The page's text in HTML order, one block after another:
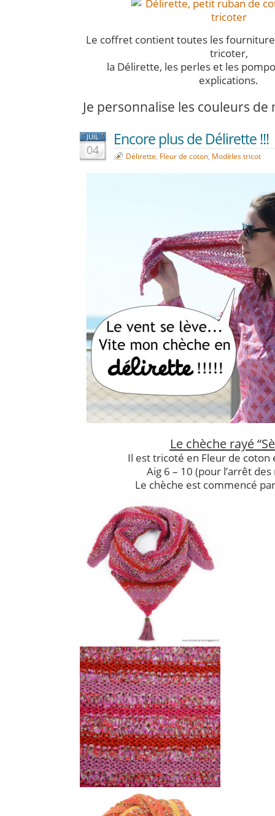
Le coffret contient toutes les
tricoter,
la Délirette, les perles et les
explications.
Je personnalise les couleurs
JUIL
04
Encore plus de Délirette !!!
Délirette, Fleur de coton, Modèles tricot
Le chèche rayé
Il est tricoté en Fleur de
Aig 6 – 10 (pour l’arrêt
Le chèche est commencé